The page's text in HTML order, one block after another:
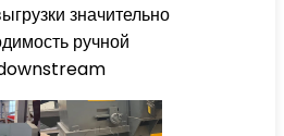
значительно
ручной
downstream